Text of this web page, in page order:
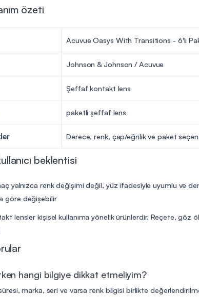
özeti
Acuvue Oasys With Transitions - 6'lı
Johnson & Johnson / Acuvue
Şeffaf kontakt lens
paketli şeffaf lens
Derece, renk, çap/eğrilik ve paket
beklentisi
yalnızca renk değişimi değil, yüz ifadesiyle uyumlu ve
göre değişebilir
lensler kişisel kullanıma yönelik ürünlerdir. Reçete, göz
hangi bilgiye dikkat etmeliyim?
süresi, marka, seri ve varsa renk bilgisi birlikte